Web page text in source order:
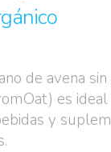
de avena
es
y